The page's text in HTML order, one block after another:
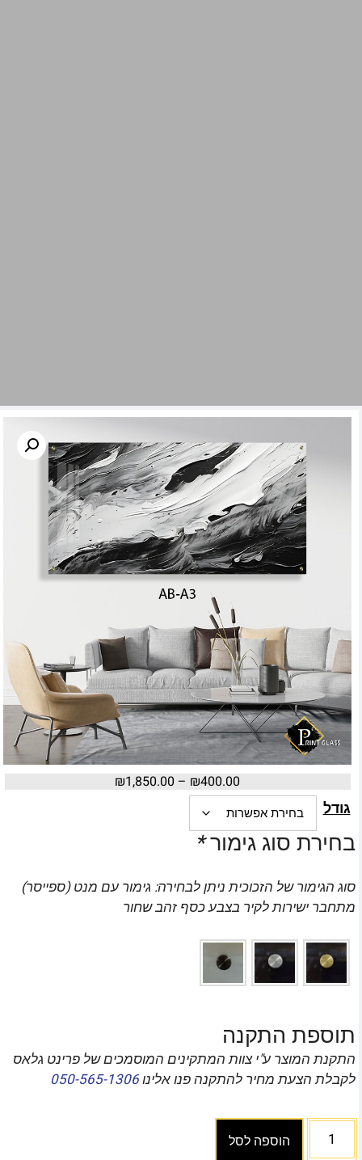
₪400.00
–
₪1,850.00
גודל
בחירת סוג גימור*
סוג הגימור של הזכוכית ניתן לבחירה: גימור עם מנט (ספייסר)
מתחבר ישירות לקיר בצבע כסף זהב שחור
תוספת התקנה
התקנת המוצר ע"י צוות המתקינים המוסמכים של פרינט גלאס
לקבלת הצעת מחיר להתקנה פנו אלינו050-565-1306
הוספה לסל